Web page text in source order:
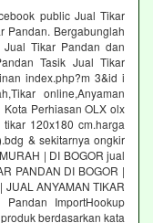
public Jual Tikar
Pandan. Bergabunglah
Tikar Pandan dan
Tasik Jual Tikar
index.php?m 3&id i
online,Anyaman
Perhiasan OLX olx
120x180 cm.harga
& sekitarnya ongkir
| DI BOGOR jual
PANDAN DI BOGOR |
JUAL ANYAMAN TIKAR
ImportHookup
berdasarkan kata